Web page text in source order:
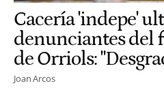
Cacería 'indepe'
denunciantes del
de Orriols:
Joan Arcos